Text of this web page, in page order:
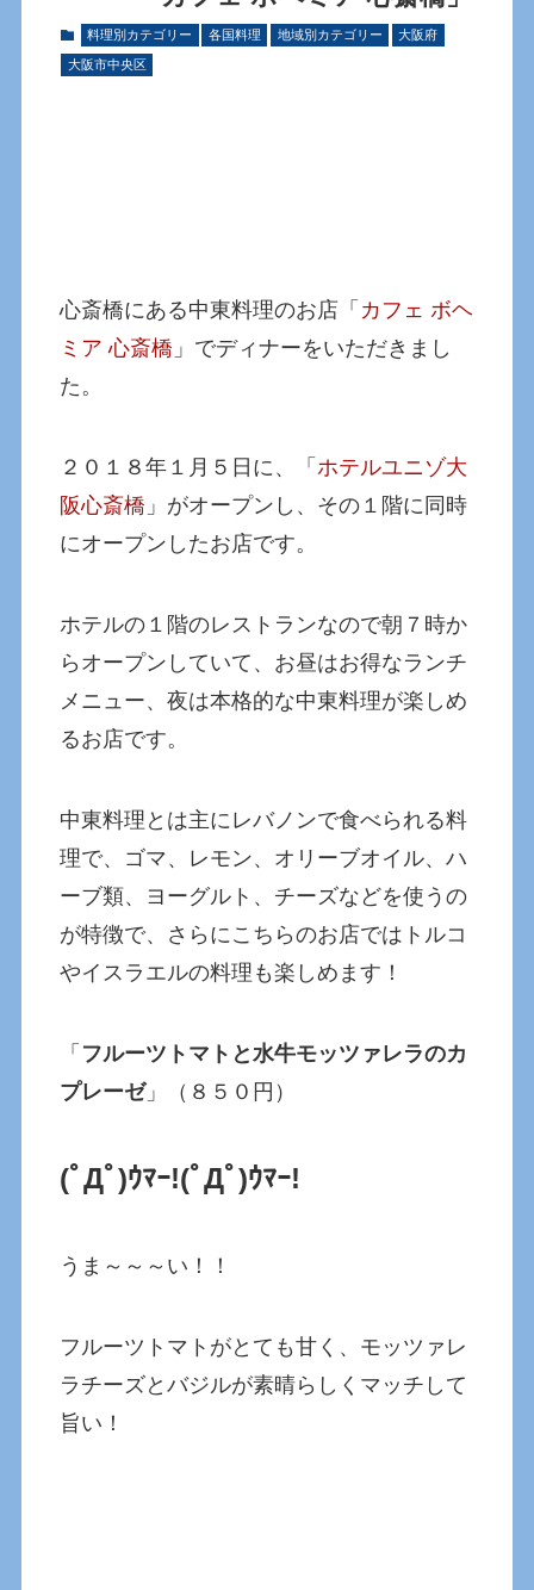
料理別カテゴリー 各国料理 地域別カテゴリー 大阪府
大阪市中央区
心斎橋にある中東料理のお店「 カフェ ボヘ
ミア 心斎橋 」でディナーをいただきまし
た。
２０１８年１月５日に、「ホテルユニゾ大
阪心斎橋 」がオープンし、その１階に同時
にオープンしたお店です。
ホテルの１階のレストランなので朝７時か
らオープンしていて、お昼はお得なランチ
メニュー、夜は本格的な中東料理が楽しめ
るお店です。
中東料理とは主にレバノンで食べられる料
理で、ゴマ、レモン、オリーブオイル、ハ
ーブ類、ヨーグルト、チーズなどを使うの
が特徴で、さらにこちらのお店ではトルコ
やイスラエルの料理も楽しめます！
「 フルーツトマトと水牛モッツァレラのカ
プレーゼ」（８５０円）
(ﾟДﾟ)ｳﾏｰ!(ﾟДﾟ)ｳﾏｰ!
うま～～～い！！
フルーツトマトがとても甘く、モッツァレ
ラチーズとバジルが素晴らしくマッチして
旨い！